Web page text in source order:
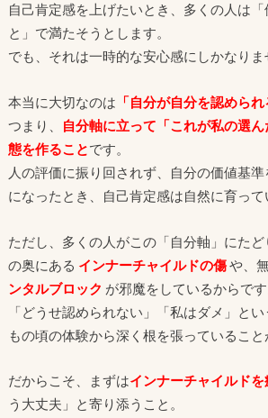
自己肯定感を上げたいとき、多くの人は「
と」で満たそうとします。
でも、それは一時的な安心感にしかなりま
本当に大切なのは 「自分が自分を認められ
つまり、
自分軸に立って「これが私の選
態を作ることです。
人の評価に振り回されず、自分の価値基
になったとき、自己肯定感は自然に育って
ただし、多くの人がこの「自分軸」にた
の奥にある インナーチャイルドの傷や、
ンタルブロック が邪魔をしているからです
「どうせ認められない」「私はダメ」と
もの頃の体験から深く根を張っていること
だからこそ、まずはインナーチャイルドを
う大丈夫」と寄り添うこと。